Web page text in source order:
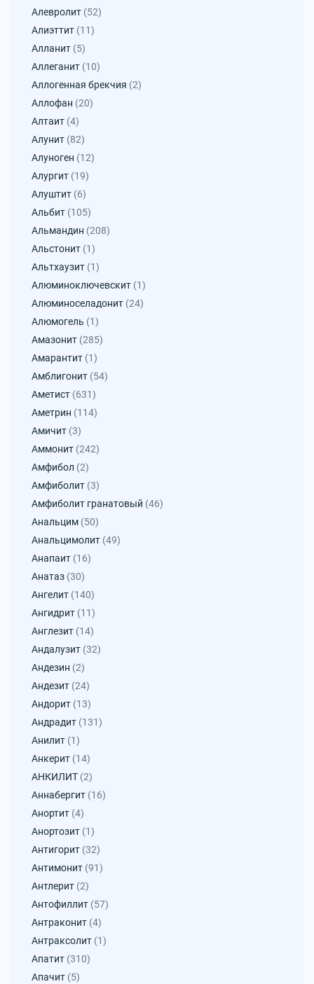
Алевролит (52)
Алиэттит (11)
Алланит (5)
Аллеганит (10)
Аллогенная брекчия (2)
Аллофан (20)
Алтаит (4)
Алунит (82)
Алуноген (12)
Алургит (19)
Алуштит (6)
Альбит (105)
Альмандин (208)
Альстонит (1)
Альтхаузит (1)
Алюминоключевскит (1)
Алюминоселадонит (24)
Алюмогель (1)
Амазонит (285)
Амарантит (1)
Амблигонит (54)
Аметист (631)
Аметрин (114)
Амичит (3)
Аммонит (242)
Амфибол (2)
Амфиболит (3)
Амфиболит гранатовый (46)
Анальцим (50)
Анальцимолит (49)
Анапаит (16)
Анатаз (30)
Ангелит (140)
Ангидрит (11)
Англезит (14)
Андалузит (32)
Андезин (2)
Андезит (24)
Андорит (13)
Андрадит (131)
Анилит (1)
Анкерит (14)
АНКИЛИТ (2)
Аннабергит (16)
Анортит (4)
Анортозит (1)
Антигорит (32)
Антимонит (91)
Антлерит (2)
Антофиллит (57)
Антраконит (4)
Антраксолит (1)
Апатит (310)
Апачит (5)